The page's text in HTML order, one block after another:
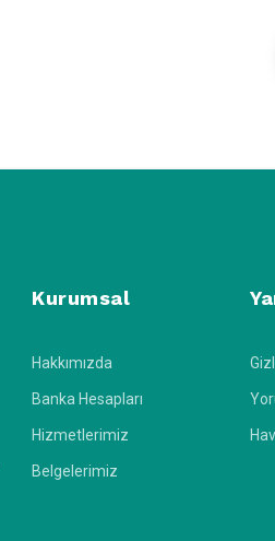
Edilmiş,
şekilde gizlidir.
tatil seçeneklerinde havuz
standartlarına önem vermek için, bu
Kurumsal
Hakkımızda
Banka Hesapları
Hizmetlerimiz
Belgelerimiz